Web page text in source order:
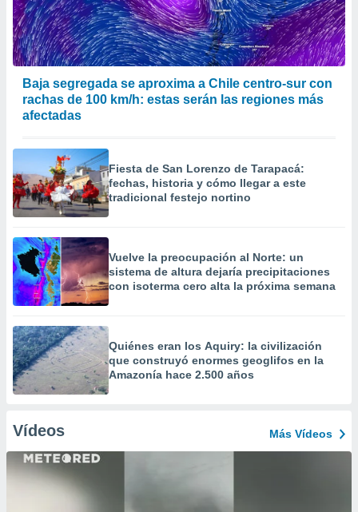
Baja segregada se aproxima a Chile centro-sur con
rachas de 100 km/h: estas serán las regiones más
afectadas
Fiesta de San Lorenzo de Tarapacá:
fechas, historia y cómo llegar a este
tradicional festejo nortino
Vuelve la preocupación al Norte: un
sistema de altura dejaría precipitaciones
con isoterma cero alta la próxima semana
Quiénes eran los Aquiry: la civilización
que construyó enormes geoglifos en la
Amazonía hace 2.500 años
Vídeos Más Vídeos